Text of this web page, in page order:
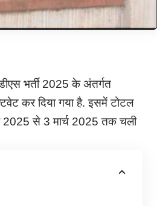
भर्ती 2025 के अंतर्गत
कर दिया गया है. इसमें टोटल
2025 से 3 मार्च 2025 तक चली